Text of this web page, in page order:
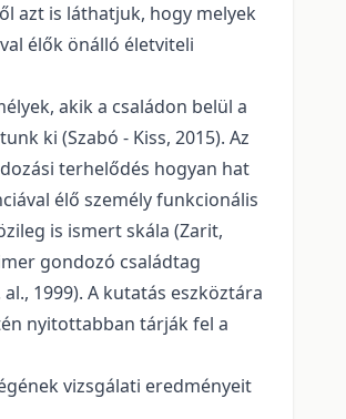
azt is láthatjuk, hogy melyek
élők önálló életviteli
akik a családon belül a
ki (Szabó - Kiss, 2015). Az
terhelődés hogyan hat
élő személy funkcionális
is ismert skála (Zarit,
gondozó családtag
1999). A kutatás eszköztára
nyitottabban tárják fel a
vizsgálati eredményeit